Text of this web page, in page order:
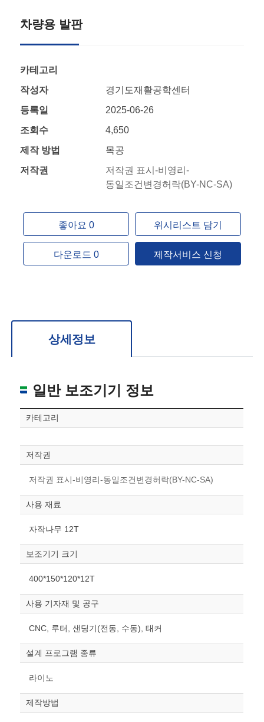
차량용 발판
카테고리
작성자
경기도재활공학센터
등록일
2025-06-26
조회수
4,650
제작 방법
목공
저작권
저작권 표시-비영리-
동일조건변경허락(BY-NC-SA)
좋아요 0 위시리스트 담기
다운로드 0 제작서비스 신청
상세정보
일반 보조기기 정보
카테고리
저작권
저작권 표시-비영리-동일조건변경허락(BY-NC-SA)
사용 재료
자작나무 12T
보조기기 크기
400*150*120*12T
사용 기자재 및 공구
CNC, 루터, 샌딩기(전동, 수동), 태커
설계 프로그램 종류
라이노
제작방법